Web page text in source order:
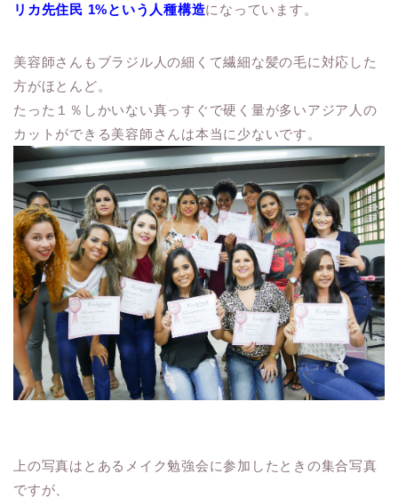
リカ先住民 1%という人種構造になっています。
美容師さんもブラジル人の細くて繊細な髪の毛に対応した
方がほとんど。
たった１％しかいない真っすぐで硬く量が多いアジア人の
カットができる美容師さんは本当に少ないです。
上の写真はとあるメイク勉強会に参加したときの集合写真
ですが、